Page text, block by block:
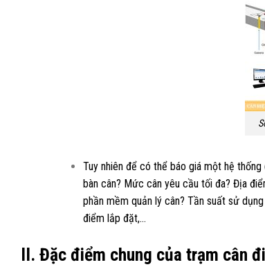
Tuy nhiên để có thể báo giá một hệ
bàn cân? Mức cân yêu cầu tối đa? Địa
phần mềm quản lý cân? Tần suất sử
điểm lắp đặt,…
II. Đặc điểm chung của trạm cân